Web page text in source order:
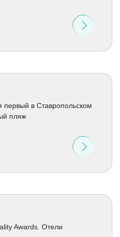
первый в Ставропольском
пляж
Awards. Отели